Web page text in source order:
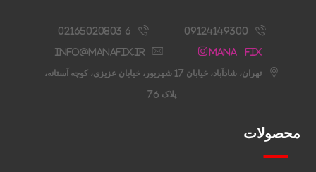
09124149300
02165020803-6
Mana__fix
info@manafix.ir
تهران، شادآباد، خیابان 17 شهریور، خیابان عزیزی، کوچه آستانه،
پلاک 76
محصولات